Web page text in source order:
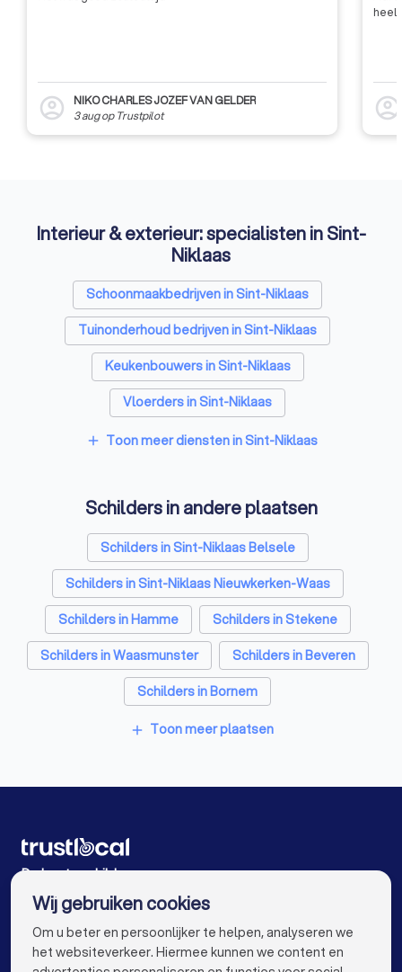
account_circle
NIKO CHARLES JOZEF VAN GELDER
3 augop Trustpilot
heel
account_circle
Interieur & exterieur: specialisten in Sint-
Niklaas
Schoonmaakbedrijven in Sint-Niklaas
Tuinonderhoud bedrijven in Sint-Niklaas
Keukenbouwers in Sint-Niklaas
Vloerders in Sint-Niklaas
add Toon meer diensten in Sint-Niklaas
Schilders in andere plaatsen
Schilders in Sint-Niklaas Belsele
Schilders in Sint-Niklaas Nieuwkerken-Waas
Schilders in Hamme
Schilders in Stekene
Schilders in Waasmunster
Schilders in Beveren
Schilders in Bornem
Schilders in Sint-Gillis-Waas Meerdonk
Schilders in Brugge
Schilders in Aalst
Schilders in Mechelen
Schilders in Kortrijk
Schilders in Genk
Schilders in Roeselare
add Toon meer plaatsen
De beste schilders voor u
Wij gebruiken cookies
Om u beter en persoonlijker te helpen, analyseren we
het websiteverkeer. Hiermee kunnen we content en